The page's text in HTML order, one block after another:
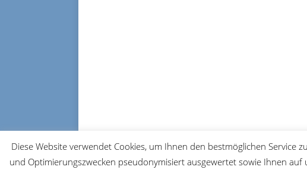
© 2026 FRM-TV
Diese Website verwendet Cookies, um Ihnen den bestmöglichen
und Optimierungszwecken pseudonymisiert ausgewertet sowie Ihnen